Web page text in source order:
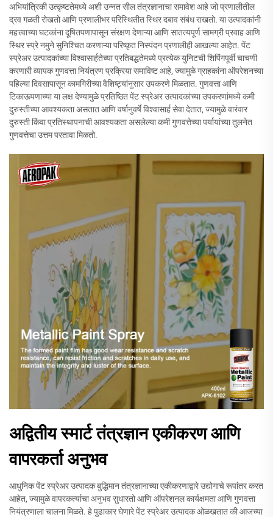
अभियांत्रिकी उत्कृष्टतेमध्ये अशी उन्नत सील तंत्रज्ञानाचा समावेश आहे जो प्रणालीतील
द्रव गळती रोखतो आणि प्रणालीभर परिस्थितीत स्थिर दबाव संबंध राखतो. या उत्पादकांनी
महत्त्वाच्या घटकांना दूषितपणापासून संरक्षण देणाऱ्या आणि सातत्यपूर्ण सामग्री प्रवाह आणि
स्थिर स्प्रे नमुने सुनिश्चित करणाऱ्या परिष्कृत निस्पंदन प्रणालीही आखल्या आहेत. पेंट
स्प्रेअर उत्पादकांच्या विश्वासार्हतेच्या प्रतिबद्धतेमध्ये प्रत्येक युनिटची शिपिंगपूर्वी चाचणी
करणारी व्यापक गुणवत्ता नियंत्रण प्रक्रिया समाविष्ट आहे, ज्यामुळे ग्राहकांना ऑपरेशनच्या
पहिल्या दिवसापासून कामगिरीच्या वैशिष्ट्यांनुसार उपकरणे मिळतात. गुणवत्ता आणि
टिकाऊपणाच्या या लक्ष देण्यामुळे प्रतिष्ठित पेंट स्प्रेअर उत्पादकांच्या उपकरणांमध्ये कमी
दुरुस्तीच्या आवश्यकता असतात आणि वर्षानुवर्षे विश्वासार्ह सेवा देतात, ज्यामुळे वारंवार
दुरुस्ती किंवा प्रतिस्थापनाची आवश्यकता असलेल्या कमी गुणवत्तेच्या पर्यायांच्या तुलनेत
गुणवत्तेचा उत्तम परतावा मिळतो.
अद्वितीय स्मार्ट तंत्रज्ञान एकीकरण आणि
वापरकर्ता अनुभव
आधुनिक पेंट स्प्रेअर उत्पादक बुद्धिमान तंत्रज्ञानाच्या एकीकरणाद्वारे उद्योगाचे रूपांतर करत
आहेत, ज्यामुळे वापरकर्त्याचा अनुभव सुधारतो आणि ऑपरेशनल कार्यक्षमता आणि गुणवत्ता
नियंत्रणाला चालना मिळते. हे पुढाकार घेणारे पेंट स्प्रेअर उत्पादक ओळखतात की आजच्या